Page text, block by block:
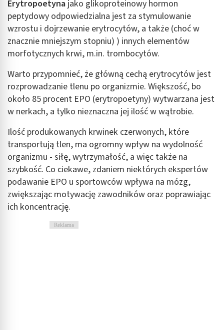
Erytropoetyna jako glikoproteinowy hormon
peptydowy odpowiedzialna jest za stymulowanie
wzrostu i dojrzewanie erytrocytów, a także (choć w
znacznie mniejszym stopniu) ) innych elementów
morfotycznych krwi, m.in. trombocytów.
Warto przypomnieć, że główną cechą erytrocytów jest
rozprowadzanie tlenu po organizmie. Większość, bo
około 85 procent EPO (erytropoetyny) wytwarzana jest
w nerkach, a tylko nieznaczna jej ilość w wątrobie.
Ilość produkowanych krwinek czerwonych, które
transportują tlen, ma ogromny wpływ na wydolność
organizmu - siłę, wytrzymałość, a więc także na
szybkość. Co ciekawe, zdaniem niektórych ekspertów
podawanie EPO u sportowców wpływa na mózg,
zwiększając motywację zawodników oraz poprawiając
ich koncentrację.
Reklama